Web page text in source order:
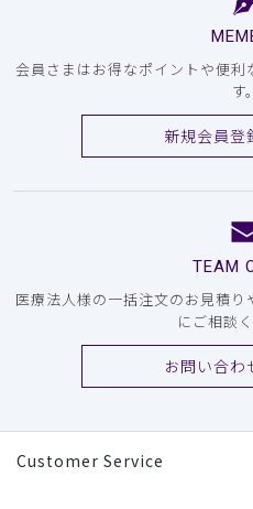
会員さまはお得なポイントや便
す。
新規会員登
TEAM
医療法人様の一括注文のお見積
にご相談
お問い合わ
Customer Service